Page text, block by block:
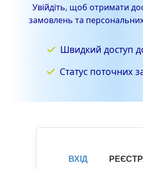
Увійдіть, щоб отримати
замовлень та
Швидкий доступ
Статус поточних
ВХІД